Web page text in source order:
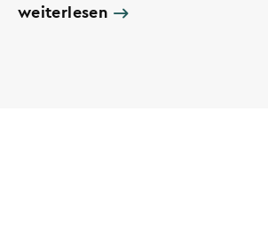
weiterlesen